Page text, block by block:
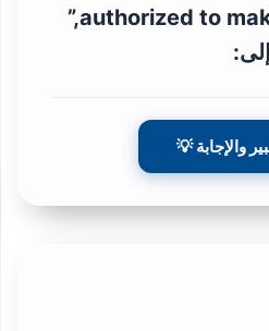
authorized to make that decision,”
والإجابة 💡